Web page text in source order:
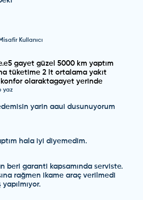
Misafir Kullanıcı
gayet güzel 5000 km yaptım
tüketime 2 lt ortalama yakıt
konfor olaraktagayet yerinde
yaz
yarin aaui dusunuyorum
hala iyi diyemedim.
beri garanti kapsamında serviste.
rağmen ikame araç verilmedi